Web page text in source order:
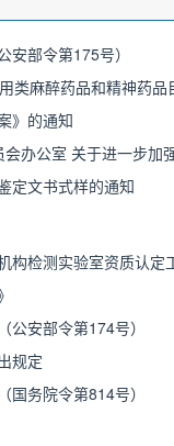
安部令第175号）
》的通知
定文书式样的通知
构检测实验室资质认定
安部令第174号）
规定
务院令第814号）